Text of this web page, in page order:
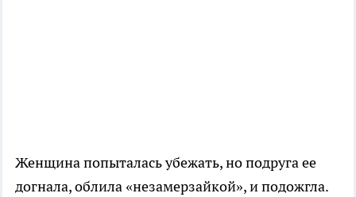
Женщина попыталась убежать, но подруга ее
догнала, облила «незамерзайкой», и подожгла.